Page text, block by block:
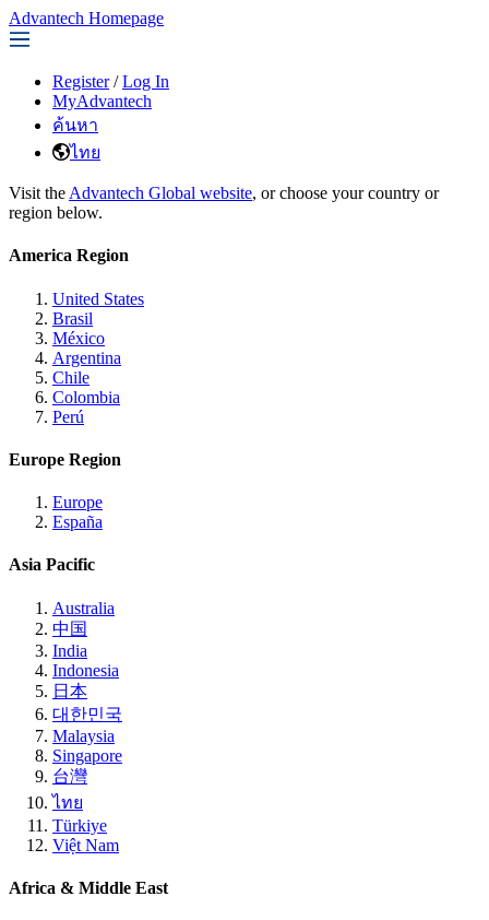
Advantech Homepage
Register / Log In
MyAdvantech
ค้นหา
ไทย
Visit the Advantech Global website, or choose your country or
region below.
America Region
United States
Brasil
México
Argentina
Chile
Colombia
Perú
Europe Region
Europe
España
Asia Pacific
Australia
中国
India
Indonesia
日本
대한민국
Malaysia
Singapore
台灣
ไทย
Türkiye
Việt Nam
Africa & Middle East